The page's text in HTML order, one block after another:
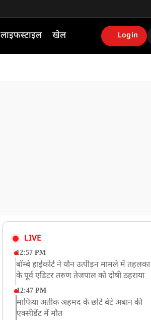
लाइफस्टाइल खेल Login
LIVE
12:57 PM
बॉम्बे हाईकोर्ट ने यौन उत्पीड़न मामले में तहलका
के पूर्व एडिटर तरुण तेजपाल को दोषी ठहराया
12:47 PM
माफिया अतीक अहमद के छोटे बेटे अबान की
एक्सीडेंट में मौत